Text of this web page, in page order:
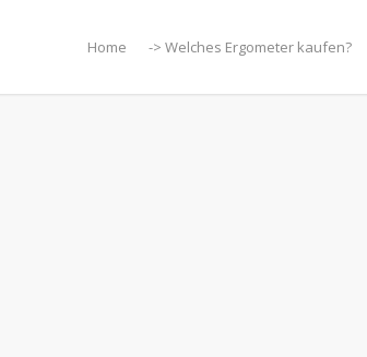
Home -> Welches Ergometer kaufen?